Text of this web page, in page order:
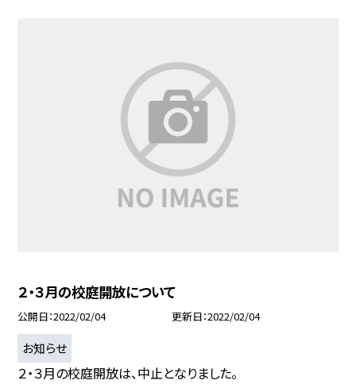
２・３月の校庭開放について
公開日 2022/02/04 更新日 2022/02/04
お知らせ
２・３月の校庭開放は、中止となりました。